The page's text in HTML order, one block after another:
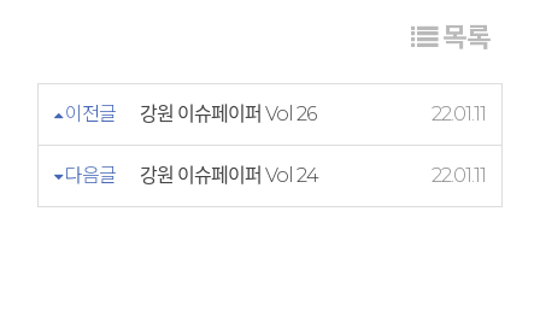
목록
이전글 강원 이슈페이퍼 Vol 26 22.01.11
다음글 강원 이슈페이퍼 Vol 24 22.01.11